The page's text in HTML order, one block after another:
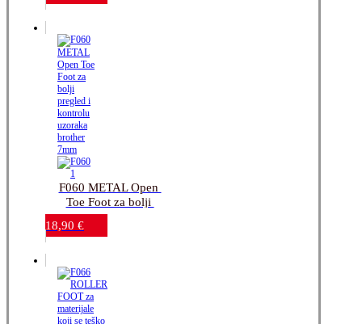
F060 METAL Open
Toe Foot za bolji
pregled i kontrolu
uzoraka-brother 7mm
18,90 €